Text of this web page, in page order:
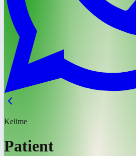
Kelime
Patient